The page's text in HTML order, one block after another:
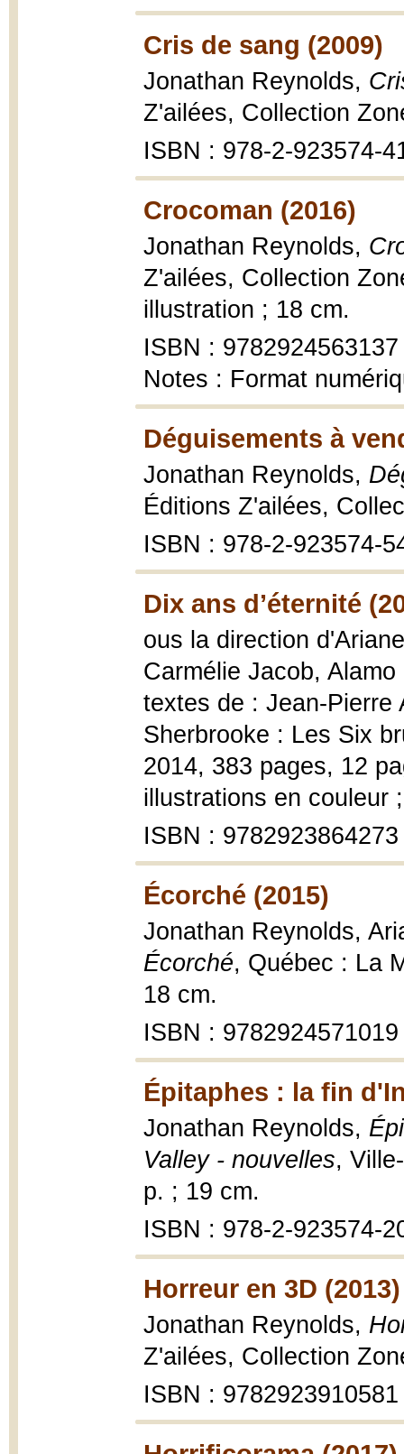
Cris de sang (2009)
Jonathan Reynolds,
Z'ailées, Collection
ISBN : 978-2-923574-
Crocoman (2016)
Jonathan Reynolds,
Z'ailées, Collection
illustration ; 18 cm.
ISBN : 9782924563137
Notes : Format
Déguisements à
Jonathan Reynolds,
Éditions Z'ailées,
ISBN : 978-2-923574-
Dix ans d’éternité
ous la direction
Carmélie Jacob,
textes de : Jean-
Sherbrooke : Les Six
2014, 383 pages, 12
illustrations en couleur
ISBN : 9782923864273
Écorché (2015)
Jonathan Reynolds,
Écorché, Québec : La
18 cm.
ISBN : 9782924571019
Épitaphes : la fin
Jonathan Reynolds,
Valley - nouvelles,
p. ; 19 cm.
ISBN : 978-2-923574-
Horreur en 3D (2013)
Jonathan Reynolds,
Z'ailées, Collection
ISBN : 9782923910581